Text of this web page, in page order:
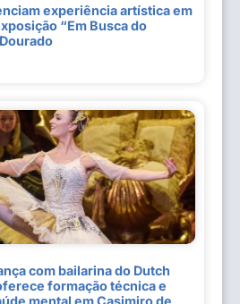
experiência artística em
“Em Busca do
com bailarina do Dutch
formação técnica e
mental em Casimiro de